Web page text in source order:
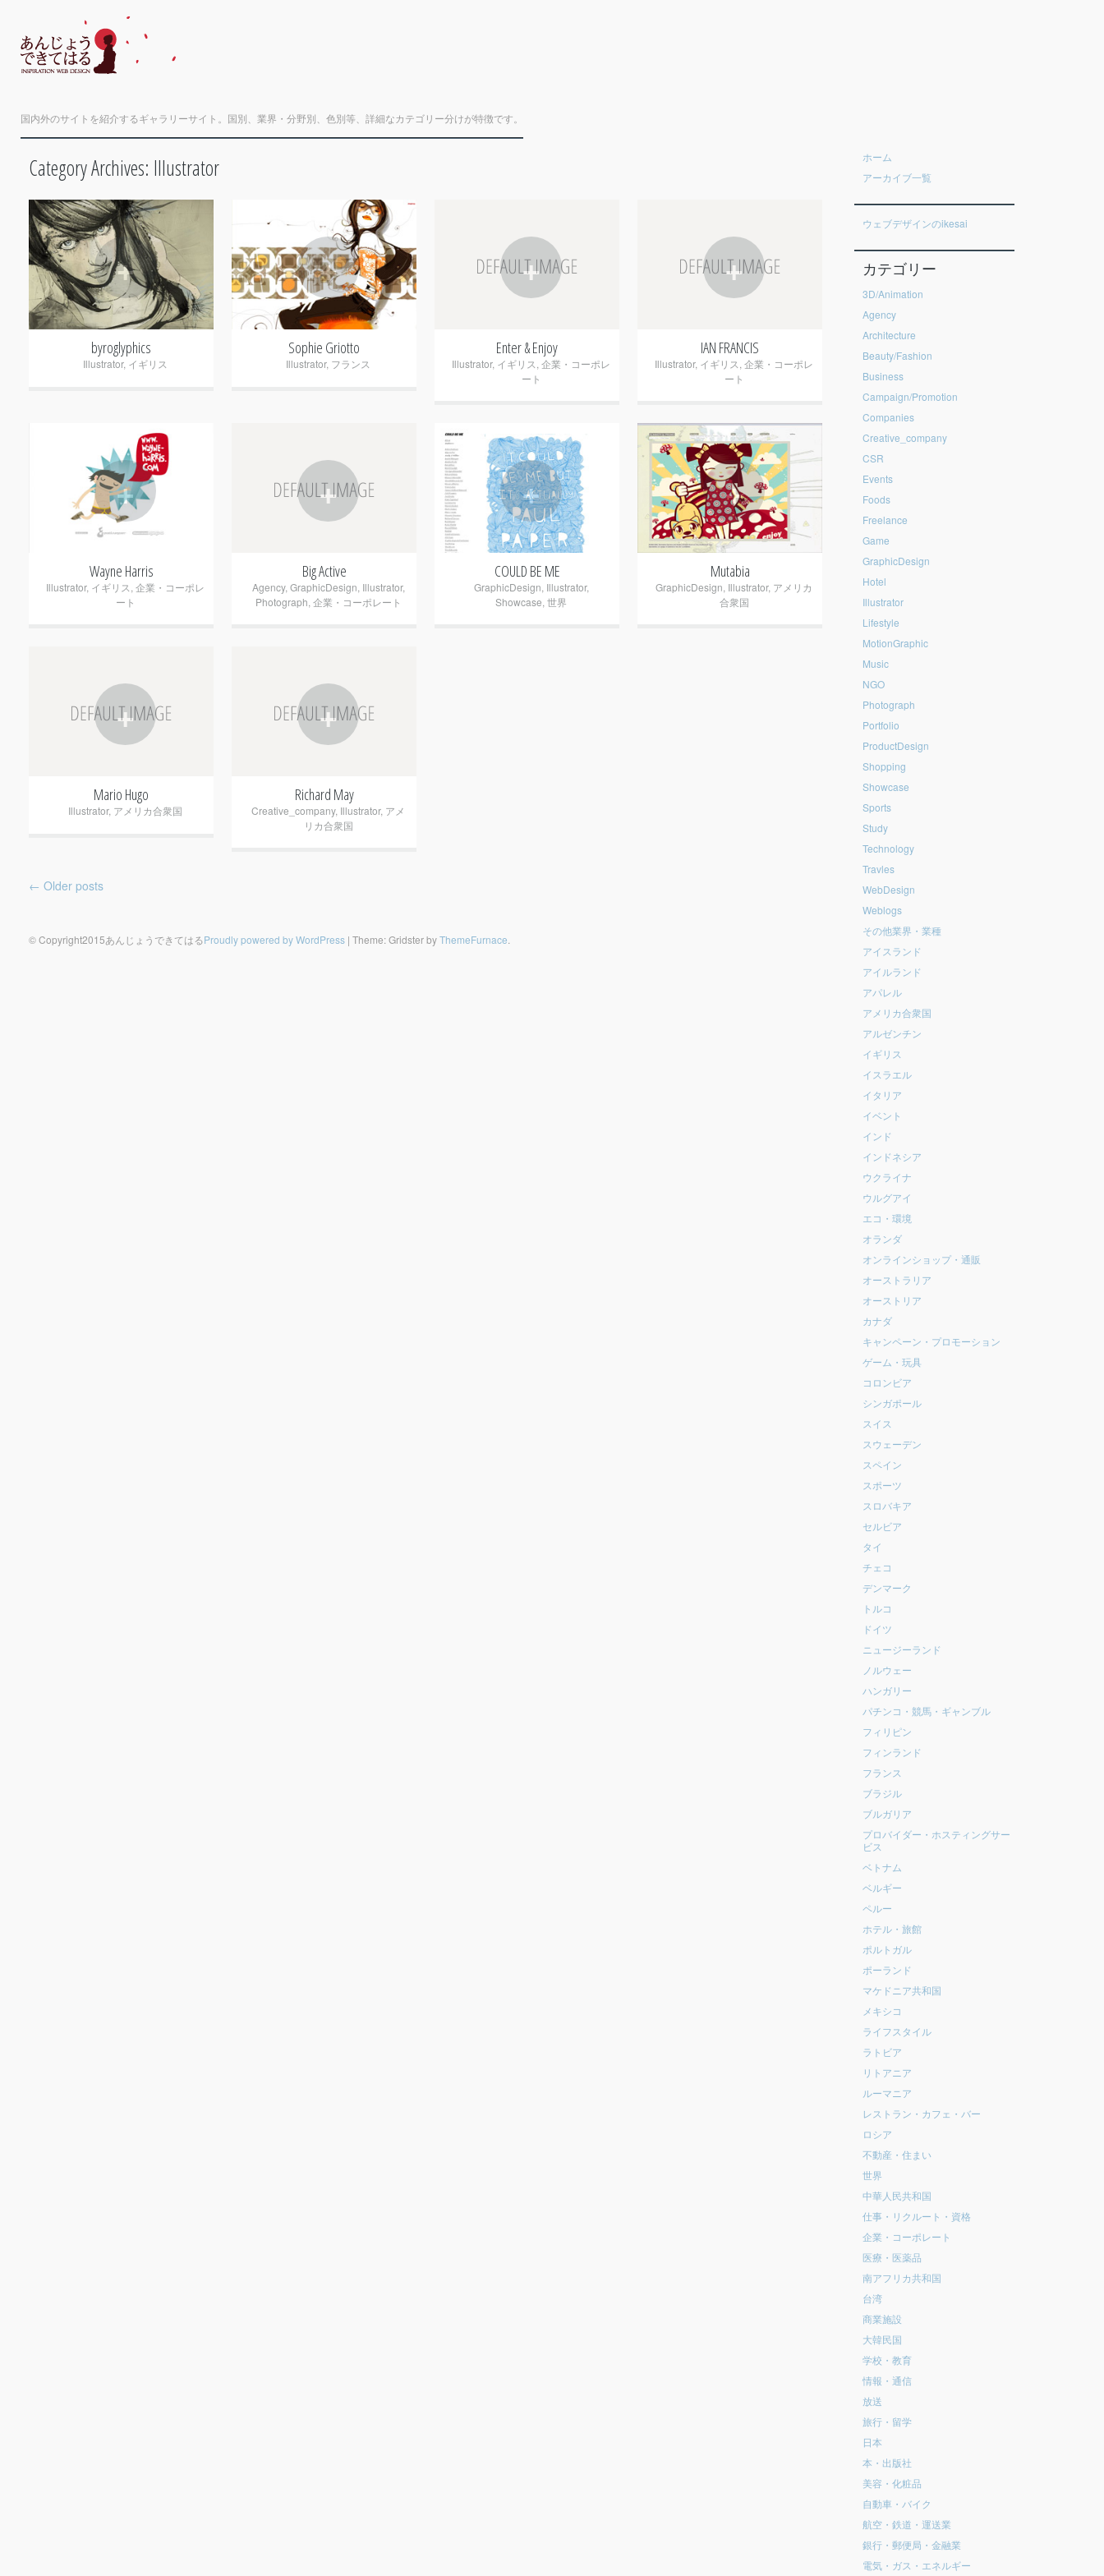
国内外のサイトを紹介するギャラリーサイト。国別、業界・分野別、色別等、詳細なカテゴリー分けが特徴です。
ホーム
アーカイブ一覧
ウェブデザインのikesai
カテゴリー
3D/Animation
Agency
Architecture
Beauty/Fashion
Business
Campaign/Promotion
Companies
Creative_company
CSR
Events
Foods
Freelance
Game
GraphicDesign
Hotel
Illustrator
Lifestyle
MotionGraphic
Music
NGO
Photograph
Portfolio
ProductDesign
Shopping
Showcase
Sports
Study
Technology
Travles
WebDesign
Weblogs
その他業界・業種
アイスランド
アイルランド
アパレル
アメリカ合衆国
アルゼンチン
イギリス
イスラエル
イタリア
イベント
インド
インドネシア
ウクライナ
ウルグアイ
エコ・環境
オランダ
オンラインショップ・通販
オーストラリア
オーストリア
カナダ
キャンペーン・プロモーション
ゲーム・玩具
コロンビア
シンガポール
スイス
スウェーデン
スペイン
スポーツ
スロバキア
セルビア
タイ
チェコ
デンマーク
トルコ
ドイツ
ニュージーランド
ノルウェー
ハンガリー
パチンコ・競馬・ギャンブル
フィリピン
フィンランド
フランス
ブラジル
ブルガリア
プロバイダー・ホスティングサー
ビス
ベトナム
ベルギー
ペルー
ホテル・旅館
ポルトガル
ポーランド
マケドニア共和国
メキシコ
ライフスタイル
ラトビア
リトアニア
ルーマニア
レストラン・カフェ・バー
ロシア
不動産・住まい
世界
中華人民共和国
仕事・リクルート・資格
企業・コーポレート
医療・医薬品
南アフリカ共和国
台湾
商業施設
大韓民国
学校・教育
情報・通信
放送
旅行・留学
日本
本・出版社
美容・化粧品
自動車・バイク
航空・鉄道・運送業
銀行・郵便局・金融業
電気・ガス・エネルギー
Category Archives: Illustrator
+
byroglyphics
Illustrator, イギリス
+
Sophie Griotto
Illustrator, フランス
+
Enter & Enjoy
Illustrator, イギリス 企業・コーポレ
ート
+
IAN FRANCIS
Illustrator, イギリス 企業・コーポレ
ート
+
Wayne Harris
Illustrator, イギリス 企業・コーポレ
ート
+
Big Active
Agency, GraphicDesign Illustrator,
Photograph 企業・コーポレート
+
COULD BE ME
GraphicDesign Illustrator,
Showcase 世界
+
Mutabia
GraphicDesign Illustrator, アメリカ
合衆国
+
Mario Hugo
Illustrator, アメリカ合衆国
+
Richard May
Creative_company, Illustrator, アメ
リカ合衆国
← Older posts
© Copyright2015あんじょうできてはるProudly powered by WordPress | Theme: Gridster byThemeFurnace